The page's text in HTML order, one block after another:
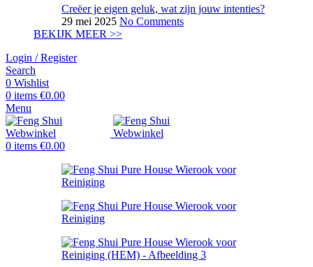
Creëer je eigen geluk, wat zijn jouw intenties?
29 mei 2025 No Comments
BEKIJK MEER >>
Login / Register
Search
0 Wishlist
0 items €0.00
Menu
0 items €0.00